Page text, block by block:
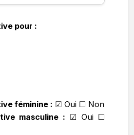
pour :
féminine : ☑ Oui ☐ Non
masculine : ☑ Oui ☐